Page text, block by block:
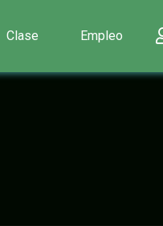
Clase Empleo